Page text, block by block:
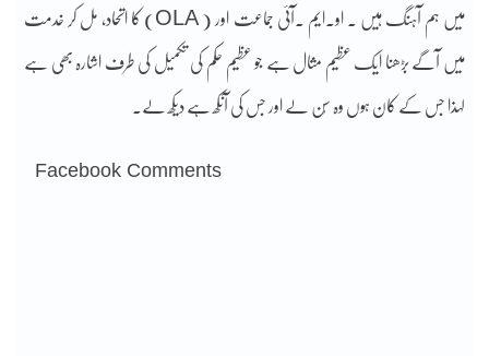
میں ہم آہنگ ہیں ۔ او۔ایم ۔آئی جماعت اور ( OLA) کا اتحاد، مل کر خدمت
میں آگے بڑھنا ایک عظیم مثال ہے جو عظیم حکم کی تکمیل کی طرف اشارہ بھی ہے
لہذا جس کے کان ہوں وہ سُن لے اور جس کی آنکھ ہے دیکھ لے۔
Facebook Comments